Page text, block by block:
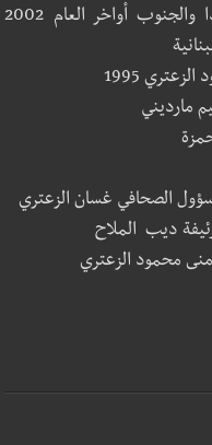
أول صحيفة اليكترونية صدرت في صيدا والجنوب أواخر العام 2002
1995
مارديني
الصحافي غسان الزعتري
ديب الملاح
منى محمود الزعتري